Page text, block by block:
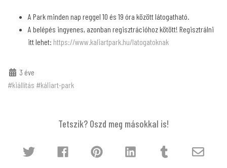
A Park minden nap reggel 10 és 19 óra között látogatható.
A belépés ingyenes, azonban regisztrációhoz kötött! Regisztrálni
itt lehet: https://www.kaliartpark.hu/latogatoknak
3 éve
#kiállítás #káliart-park
Tetszik? Oszd meg másokkal is!